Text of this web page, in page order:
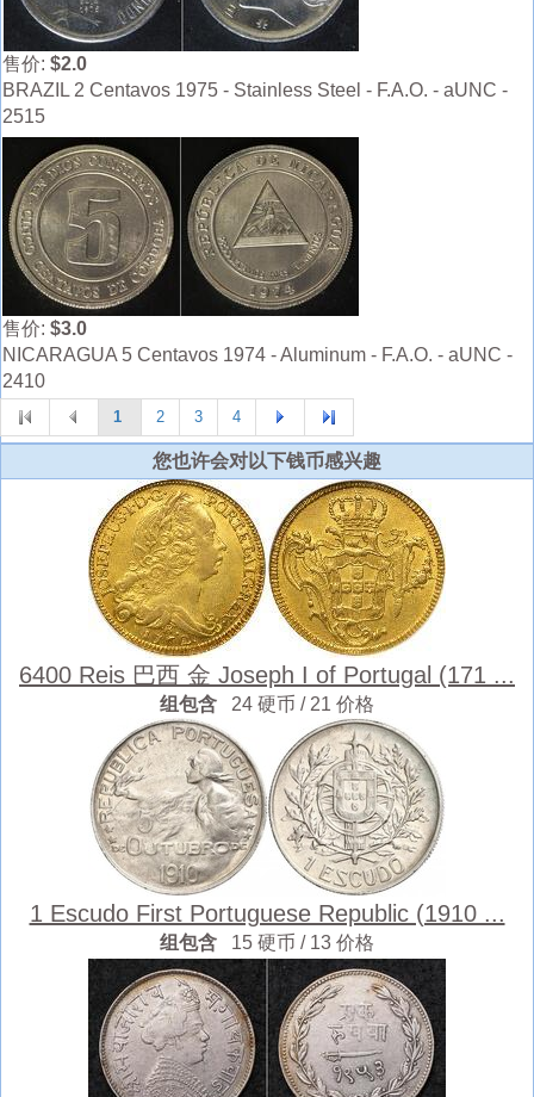
售价: $2.0
BRAZIL 2 Centavos 1975 - Stainless Steel - F.A.O. - aUNC -
2515
售价: $3.0
NICARAGUA 5 Centavos 1974 - Aluminum - F.A.O. - aUNC -
2410
1 2 3 4
您也许会对以下钱币感兴趣
6400 Reis 巴西 金 Joseph I of Portugal (171 ...
组包含 24 硬币 / 21 价格
1 Escudo First Portuguese Republic (1910 ...
组包含 15 硬币 / 13 价格